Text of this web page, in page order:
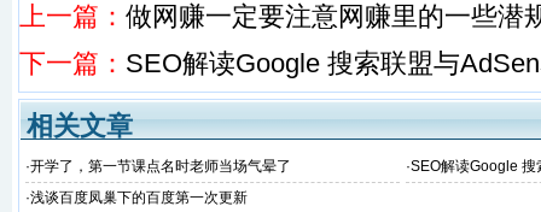
上一篇： 做网赚一定要注意网赚里的一些潜
下一篇： SEO解读Google 搜索联盟与
相关文章
·开学了，第一节课点名时老师当场气晕了 ·SEO解读Google
·浅谈百度凤巢下的百度第一次更新